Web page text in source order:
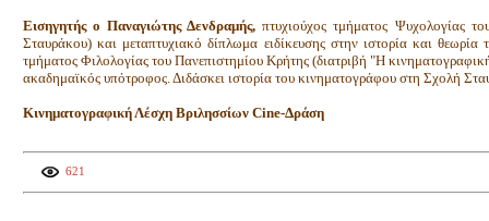
Εισηγητής ο Παναγιώτης Δενδραμής,πτυχιούχος τμήματος Ψυχολογίας
Σταυράκου) και μεταπτυχιακό δίπλωμα ειδίκευσης στην ιστορία και θεωρία
τμήματος Φιλολογίας του Πανεπιστημίου Κρήτης (διατριβή "Η
ακαδημαϊκός υπότροφος. Διδάσκει ιστορία του κινηματογράφου στη Σχολή
Κινηματογραφική Λέσχη Βριλησσίων Cine-Δράση
621